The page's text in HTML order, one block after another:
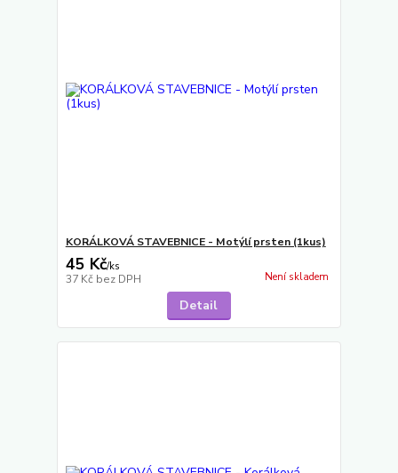
KORÁLKOVÁ STAVEBNICE - Motýlí prsten (1kus)
45 Kč/ks
37 Kč bez DPH Není skladem
Detail